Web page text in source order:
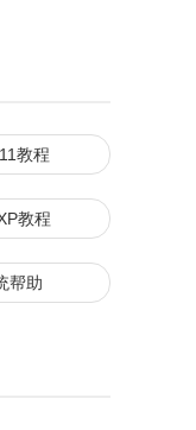
教程
教程
帮助